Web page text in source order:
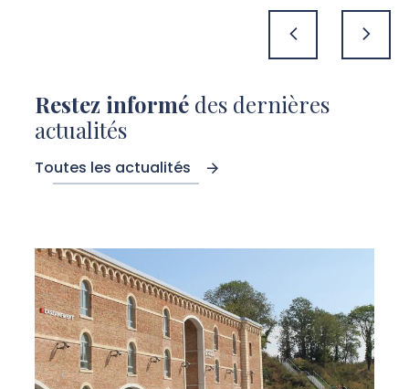
précédent
Restez informédes dernières
actualités
Toutes les actualités